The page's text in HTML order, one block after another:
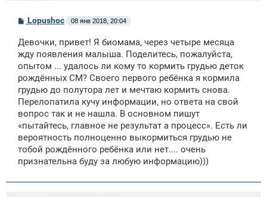
С
б
щ
е
н
и
Lopushoc 08 янв 2018, 20:04
Девочки, привет! Я биомама, через четыре месяца
жду появления малыша. Поделитесь, пожалуйста,
опытом ... удалось ли кому то кормить грудью деток
рождённых СМ? Своего первого ребёнка я кормила
грудью до полутора лет и мечтаю кормить снова.
Перелопатила кучу информации, но ответа на свой
вопрос так и не нашла. В основном пишут
«пытайтесь, главное не результат а процесс». Есть ли
вероятность полноценно выкормиться грудью не
тобой рождённого ребёнка или нет.... очень
признательна буду за любую информацию)))